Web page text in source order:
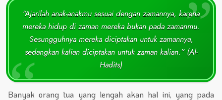
“Ajarilah anak-anakmu sesuai dengan zamannya, karena
mereka hidup di zaman mereka bukan pada zamanmu.
Sesungguhnya mereka diciptakan untuk zamannya,
sedangkan kalian diciptakan untuk zaman kalian.” (Al-
Hadits)
Banyak orang tua yang lengah akan hal ini, yang pada